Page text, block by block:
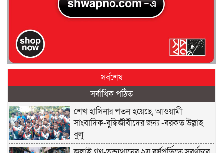
সর্বশেষ
সর্বাধিক পঠিত
শেখ হাসিনার পতন হয়েছে, আওয়ামী
সাংবাদিক-বুদ্ধিজীবীদের জন্য -বরকত উল্লাহ
বুলু